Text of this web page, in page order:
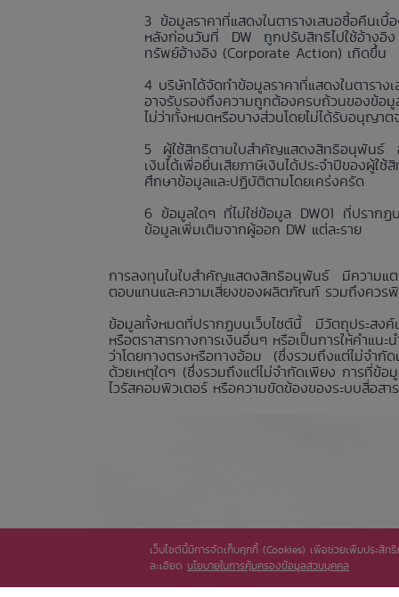
ข้อมูลราคาที่แสดงในตารางเสนอซื้อคืน
หลังก่อนวันที่ DW ถูกปรับสิทธิไปใช้อ้างอิง
ทรัพย์อ้างอิง (Corporate Action) เกิดขึ้น
บริษัทได้จัดทำข้อมูลราคาที่แสดงในตารา
อาจรับรองถึงความถูกต้องครบถ้วนของข้อ
ไม่ว่าทั้งหมดหรือบางส่วนโดยไม่ได้รับอนุญา
ผู้ใช้สิทธิตามใบสำคัญแสดงสิทธิอนุพันธ์
เงินได้เพื่อยื่นเสียภาษีเงินได้ประจำปีของผู้
ศึกษาข้อมูลและปฏิบัติตามโดยเคร่งครัด
ข้อมูลใดๆ ที่ไม่ใช่ข้อมูล DW01 ที่ปราก
ข้อมูลเพิ่มเติมจากผู้ออก DW แต่ละราย
การลงทุนในใบสำคัญแสดงสิทธิอนุพันธ์ มีความแ
ตอบแทนและความเสี่ยงของผลิตภัณฑ์ รวมถึงควร
ข้อมูลทั้งหมดที่ปรากฏบนเว็บไซต์นี้ มีวัตถุประสงค์
หรือตราสารทางการเงินอื่นๆ หรือเป็นการให้คำแ
ว่าโดยทางตรงหรือทางอ้อม (ซึ่งรวมถึงแต่ไม่จำกั
ด้วยเหตุใดๆ (ซึ่งรวมถึงแต่ไม่จำกัดเพียง การที่
ไวรัสคอมพิวเตอร์ หรือความขัดข้องของระบบสื่อส
เว็บไซต์นี้มีการจัดเก็บคุกกี้ (Cookies) เพื่อช่วยเพิ่มประสิท
ละเอียด นโยบายในการคุ้มครองข้อมูลส่วนบุคคล